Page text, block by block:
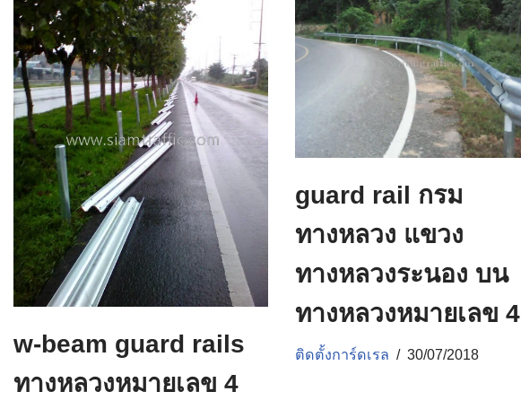
w-beam guard rails
ทางหลวงหมายเลข 4
guard rail กรม
ทางหลวง แขวง
ทางหลวงระนอง บน
ทางหลวงหมายเลข 4
ติดตั้งการ์ดเรล 30/07/2018